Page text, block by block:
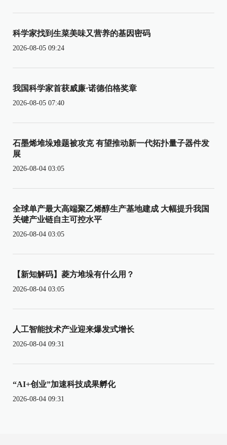
科学家找到生菜美味又营养的基因密码
2026-08-05 09:24
我国科学家首获威廉·诺德伯格奖章
2026-08-05 07:40
石墨烯堆垛难题被攻克 有望推动新一代拓扑量子器件发
展
2026-08-04 03:05
全球单产最大高端聚乙烯醇生产基地建成 大幅提升我国
关键产业链自主可控水平
2026-08-04 03:05
【新知解码】菱方堆垛有什么用？
2026-08-04 03:05
人工智能技术产业迎来爆发式增长
2026-08-04 09:31
“AI+创业”加速科技成果孵化
2026-08-04 09:31